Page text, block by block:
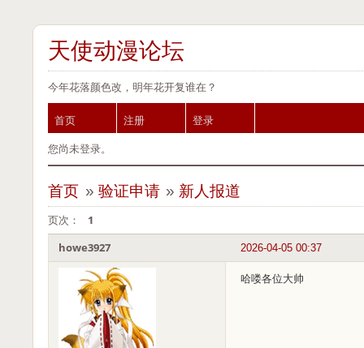
天使动漫论坛
今年花落颜色改，明年花开复谁在？
首页 注册
登录
您尚未登录。
首页 » 验证申请 » 新人报道
页次： 1
2026-04-05 00:37
howe3927
哈喽各位大帅